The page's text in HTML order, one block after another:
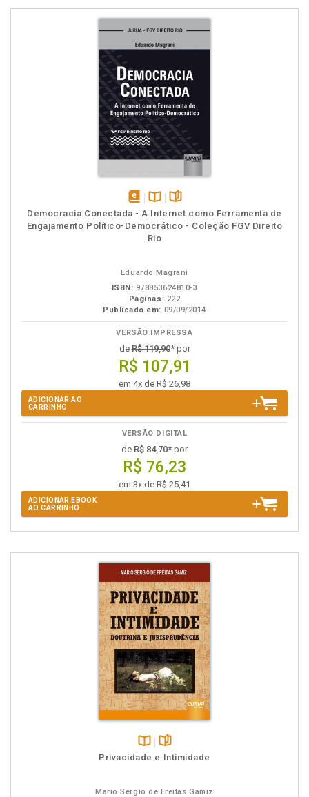
disponível
em
eBook
Disponível
na
B.V.
páginas
Democracia Conectada - A Internet como Ferramenta de
Engajamento Político-Democrático - Coleção FGV Direito
Rio
Eduardo Magrani
ISBN: 978853624810-3
Páginas: 222
Publicado em: 09/09/2014
VERSÃO IMPRESSA
deR$ 119,90* por
R$ 107,91
em 4x de R$ 26,98
ADICIONAR AO
CARRINHO
VERSÃO DIGITAL
de R$ 84,70* por
R$ 76,23
em 3x de R$ 25,41
ADICIONAR EBOOK
AO CARRINHO
Disponível
páginas
Privacidade e Intimidade
Mario Sergio de Freitas Gamiz